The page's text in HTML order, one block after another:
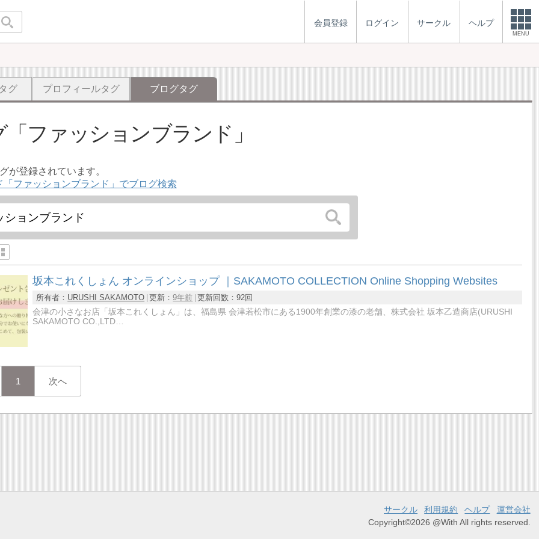
会員登録 ログイン サークル ヘルプ
MENU
グ プロフィールタグ ブログタグ
ファッションブランド
が登録されています。
「ファッションブランド」でブログ検索
坂本これくしょん オンラインショップ ｜SAKAMOTO COLLECTION Online Shopping Websites
所有者： URUSHI SAKAMOTO 更新：9年前 更新回数：92回
会津の小さなお店「坂本これくしょん」は、福島県 会津若松市にある1900年創業の漆の老舗、株式会社 坂本乙造商店(URUSHI
SAKAMOTO CO.,LTD…
1 次へ
サークル 利用規約 ヘルプ
運営会社
Copyright©2026 @With All rights reserved.